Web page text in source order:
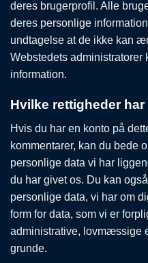
deres brugerprofil. Alle
deres personlige
undtagelse at de ikke kan
Webstedets administratorer
information.
Hvilke rettigheder
Hvis du har en konto på
kommentarer, kan du bede
personlige data vi har
du har givet os. Du kan
personlige data, vi har om
form for data, som vi er
administrative, lovmæssige
grunde.